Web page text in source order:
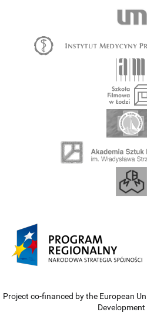
Project co-financed by the European
Development